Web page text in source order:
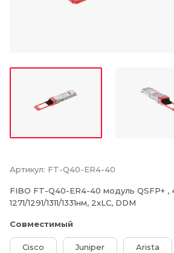
Артикул: FT-Q40-ER4-40
FIBO FT-Q40-ER4-40 модуль QSFP+ ,
1271/1291/1311/1331нм, 2xLC, DDM
Совместимый
Cisco Juniper Arista